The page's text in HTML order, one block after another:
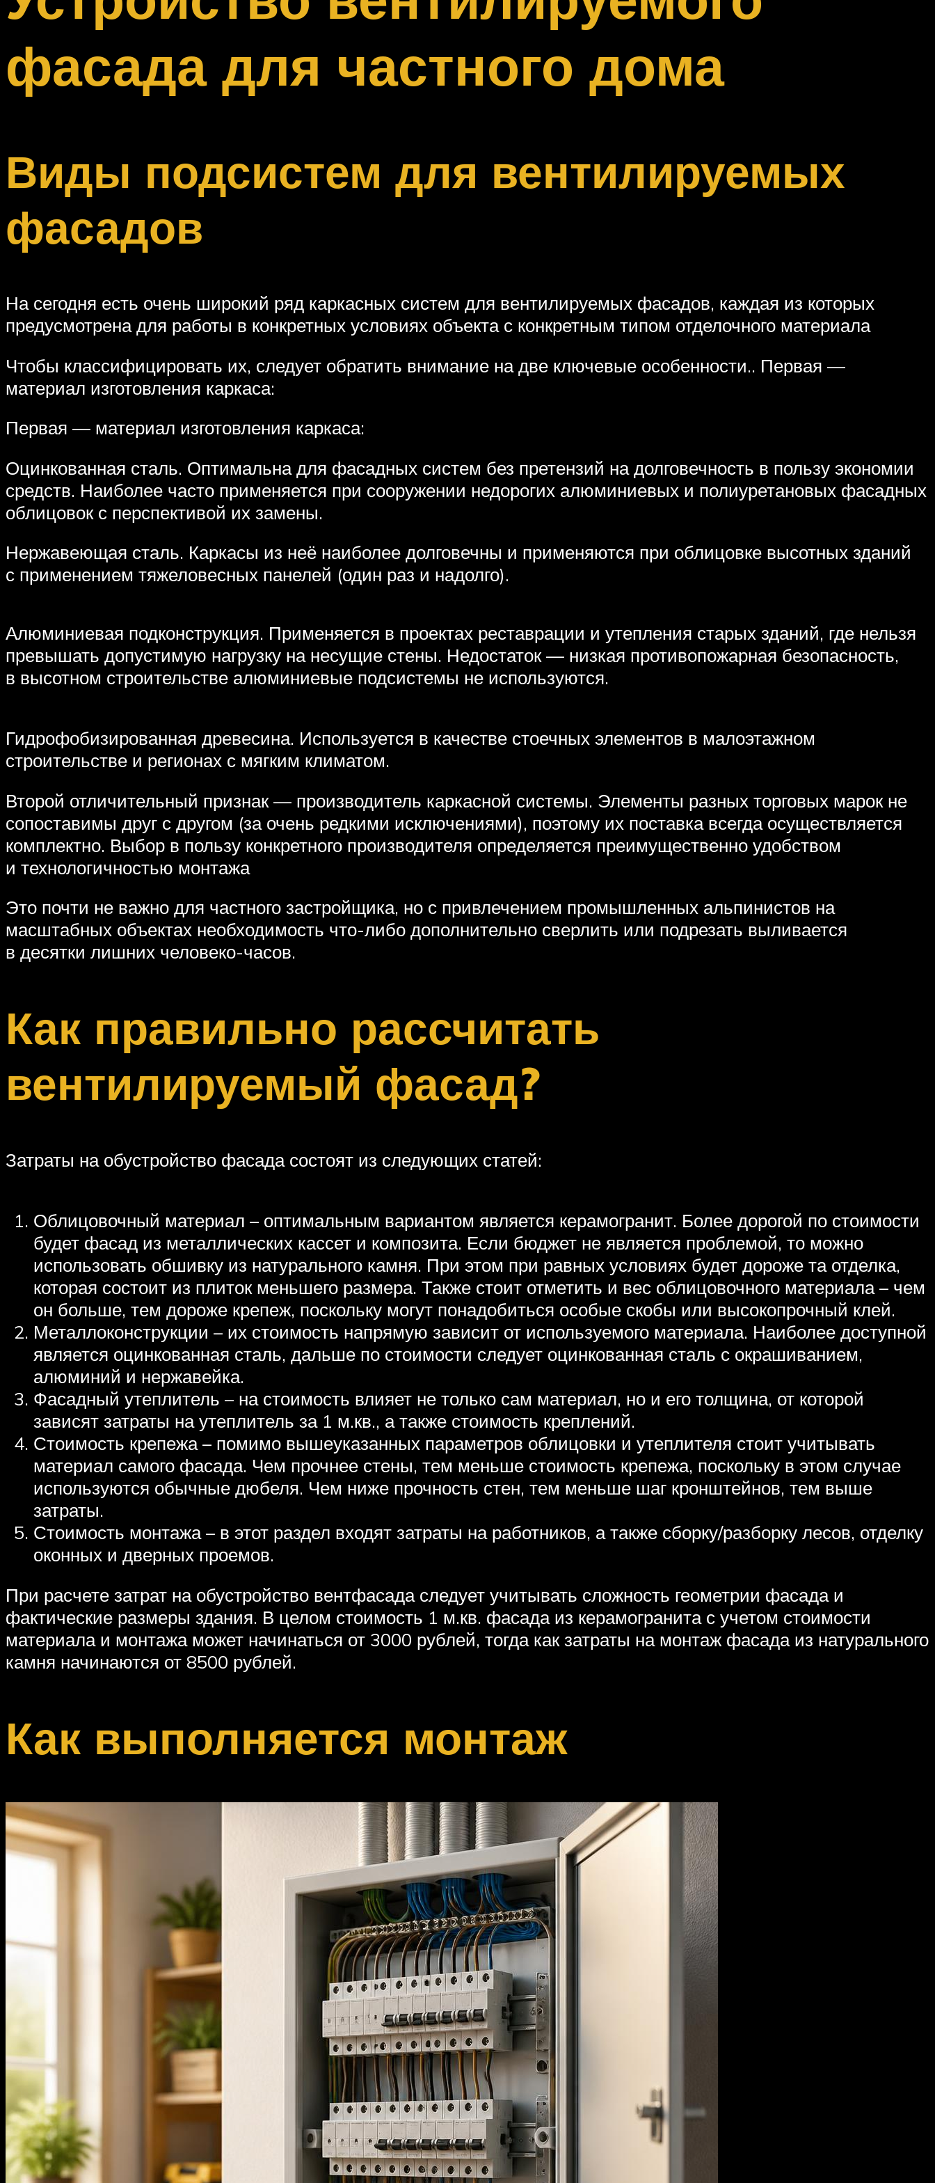
фасада для частного дома
Виды подсистем для вентилируемых
фасадов
На сегодня есть очень широкий ряд каркасных систем для вентилируемых фасадов, каждая из которых
предусмотрена для работы в конкретных условиях объекта с конкретным типом отделочного материала
Чтобы классифицировать их, следует обратить внимание на две ключевые особенности.. Первая —
материал изготовления каркаса:
Первая — материал изготовления каркаса:
Оцинкованная сталь. Оптимальна для фасадных систем без претензий на долговечность в пользу экономии
средств. Наиболее часто применяется при сооружении недорогих алюминиевых и полиуретановых фасадных
облицовок с перспективой их замены.
Нержавеющая сталь. Каркасы из неё наиболее долговечны и применяются при облицовке высотных зданий
с применением тяжеловесных панелей (один раз и надолго).
Алюминиевая подконструкция. Применяется в проектах реставрации и утепления старых зданий, где нельзя
превышать допустимую нагрузку на несущие стены. Недостаток — низкая противопожарная безопасность,
в высотном строительстве алюминиевые подсистемы не используются.
Гидрофобизированная древесина. Используется в качестве стоечных элементов в малоэтажном
строительстве и регионах с мягким климатом.
Второй отличительный признак — производитель каркасной системы. Элементы разных торговых марок не
сопоставимы друг с другом (за очень редкими исключениями), поэтому их поставка всегда осуществляется
комплектно. Выбор в пользу конкретного производителя определяется преимущественно удобством
и технологичностью монтажа
Это почти не важно для частного застройщика, но с привлечением промышленных альпинистов на
масштабных объектах необходимость что-либо дополнительно сверлить или подрезать выливается
в десятки лишних человеко-часов.
Как правильно рассчитать
вентилируемый фасад?
Затраты на обустройство фасада состоят из следующих статей:
Облицовочный материал – оптимальным вариантом является керамогранит. Более дорогой по стоимости
будет фасад из металлических кассет и композита. Если бюджет не является проблемой, то можно
использовать обшивку из натурального камня. При этом при равных условиях будет дороже та отделка,
которая состоит из плиток меньшего размера. Также стоит отметить и вес облицовочного материала – чем
он больше, тем дороже крепеж, поскольку могут понадобиться особые скобы или высокопрочный клей.
Металлоконструкции – их стоимость напрямую зависит от используемого материала. Наиболее доступной
является оцинкованная сталь, дальше по стоимости следует оцинкованная сталь с окрашиванием,
алюминий и нержавейка.
Фасадный утеплитель – на стоимость влияет не только сам материал, но и его толщина, от которой
зависят затраты на утеплитель за 1 м.кв., а также стоимость креплений.
Стоимость крепежа – помимо вышеуказанных параметров облицовки и утеплителя стоит учитывать
материал самого фасада. Чем прочнее стены, тем меньше стоимость крепежа, поскольку в этом случае
используются обычные дюбеля. Чем ниже прочность стен, тем меньше шаг кронштейнов, тем выше
затраты.
Стоимость монтажа – в этот раздел входят затраты на работников, а также сборку/разборку лесов, отделку
оконных и дверных проемов.
При расчете затрат на обустройство вентфасада следует учитывать сложность геометрии фасада и
фактические размеры здания. В целом стоимость 1 м.кв. фасада из керамогранита с учетом стоимости
материала и монтажа может начинаться от 3000 рублей, тогда как затраты на монтаж фасада из натурального
камня начинаются от 8500 рублей.
Как выполняется монтаж